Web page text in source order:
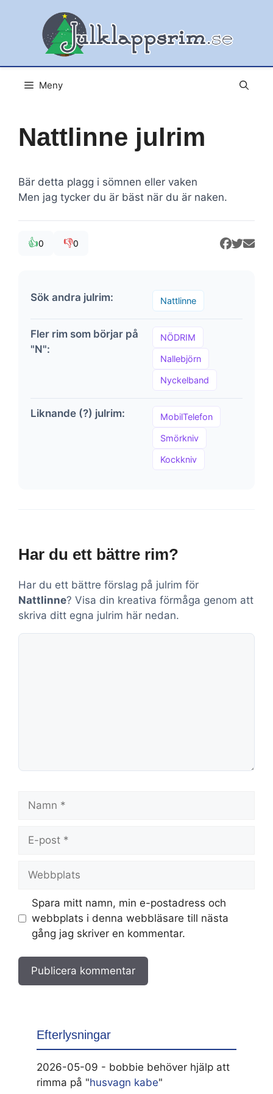
Meny
Nattlinne julrim
Bär detta plagg i sömnen eller vaken
Men jag tycker du är bäst när du är naken.
👍0 👎0
Sök andra julrim: Nattlinne
Fler rim som börjar på
"N":
NÖDRIM
Nallebjörn
Nyckelband
Liknande (?) julrim: MobilTelefon
Smörkniv
Kockkniv
Har du ett bättre rim?
Har du ett bättre förslag på julrim för
Nattlinne? Visa din kreativa förmåga genom att
skriva ditt egna julrim här nedan.
Kommentar
post
Spara mitt namn, min e-postadress och
webbplats i denna webbläsare till nästa
gång jag skriver en kommentar.
Efterlysningar
2026-05-09 - bobbie behöver hjälp att
rimma på "husvagn kabe"